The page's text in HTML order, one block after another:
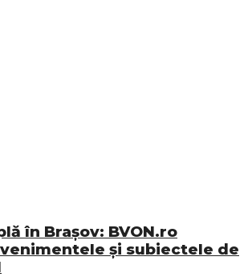
în Brașov: BVON.ro
și subiectele de